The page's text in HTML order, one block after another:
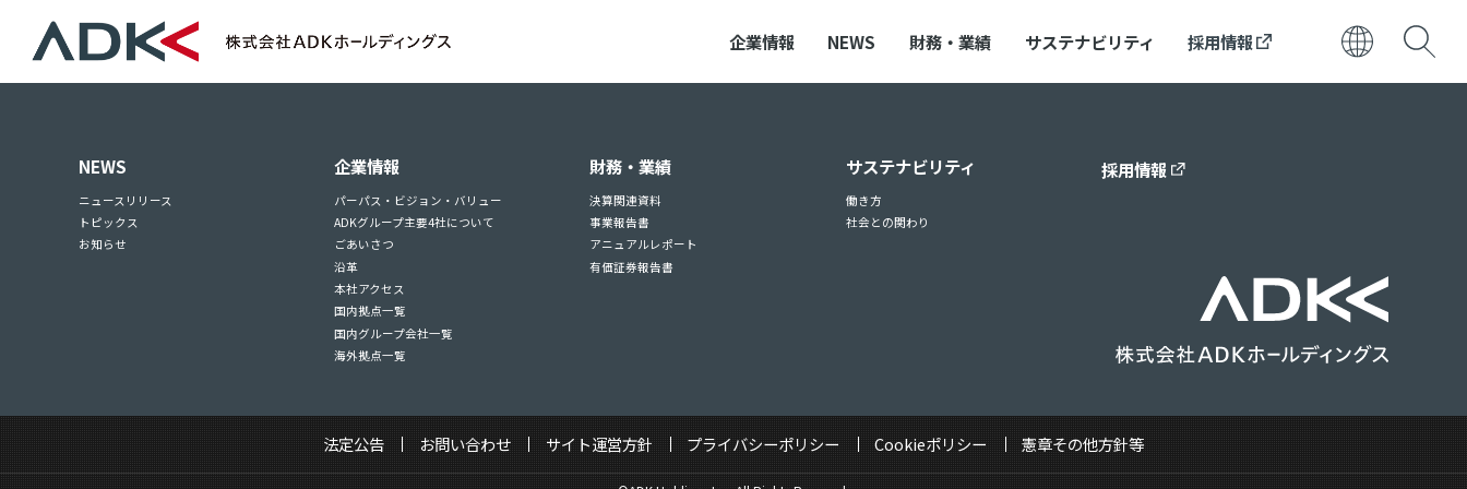
企業情報 NEWS 財務・業績 サステナビリティ 採用情報
NEWS
ニュースリリース
トピックス
お知らせ
企業情報
パーパス・ビジョン・バリュー
ADKグループ主要4社について
ごあいさつ
沿革
本社アクセス
国内拠点一覧
国内グループ会社一覧
海外拠点一覧
財務・業績
決算関連資料
事業報告書
アニュアルレポート
有価証券報告書
サステナビリティ
働き方
社会との関わり
採用情報
法定公告 お問い合わせ サイト運営方針 プライバシーポリシー Cookieポリシー 憲章その他方針等